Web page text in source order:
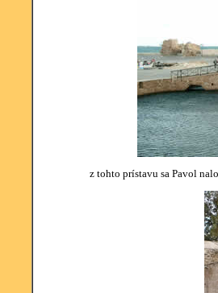
z tohto prístavu sa Pavol